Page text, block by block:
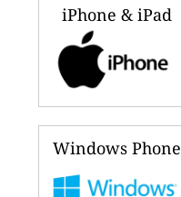
iPhone & iPad
Windows Phone